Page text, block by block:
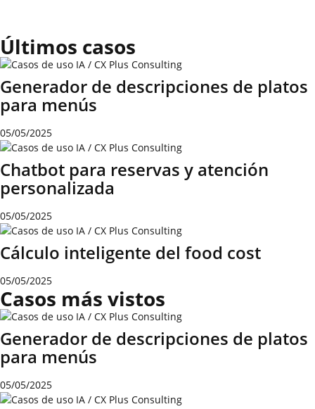
Últimos casos
Generador de descripciones de platos
para menús
05/05/2025
Chatbot para reservas y atención
personalizada
05/05/2025
Cálculo inteligente del food cost
05/05/2025
Casos más vistos
Generador de descripciones de platos
para menús
05/05/2025